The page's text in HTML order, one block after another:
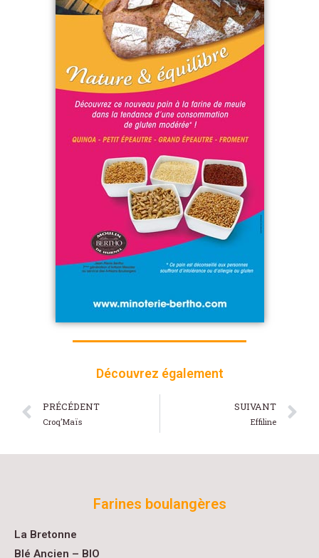
Découvrez également
PRÉCÉDENT
Croq’Maïs
SUIVANT
Effiline
Farines boulangères
La Bretonne
Blé Ancien – BIO